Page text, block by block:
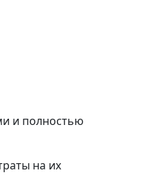
и полностью
на их